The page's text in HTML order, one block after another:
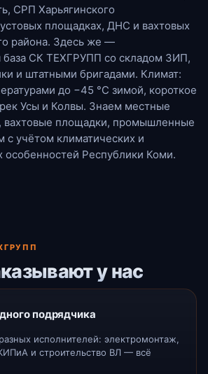
СРП Харьягинского
площадках, ДНС и вахтовых
района. Здесь же —
база СК ТЕХГРУПП со складом ЗИП,
и штатными бригадами. Климат:
до −45 °С зимой, короткое
Усы и Колвы. Знаем местные
вахтовые площадки, промышленные
с учётом климатических и
особенностей Республики Коми.
у нас
подрядчика
исполнителей: электромонтаж,
и строительство ВЛ — всё